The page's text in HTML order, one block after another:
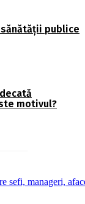
publice
motivul?